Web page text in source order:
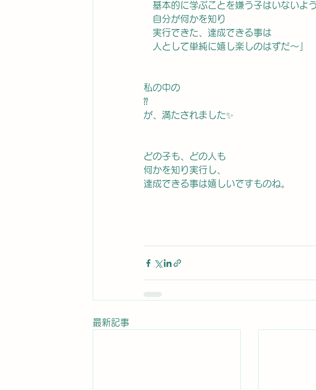
基本的に学ぶことを嫌う子はいないよ
自分が何かを知り
実行できた、達成できる事は
人として単純に嬉し楽しのはずだ〜」
私の中の
⁇
が、満たされました✨
どの子も、どの人も
何かを知り実行し、
達成できる事は嬉しいですものね。
最新記事